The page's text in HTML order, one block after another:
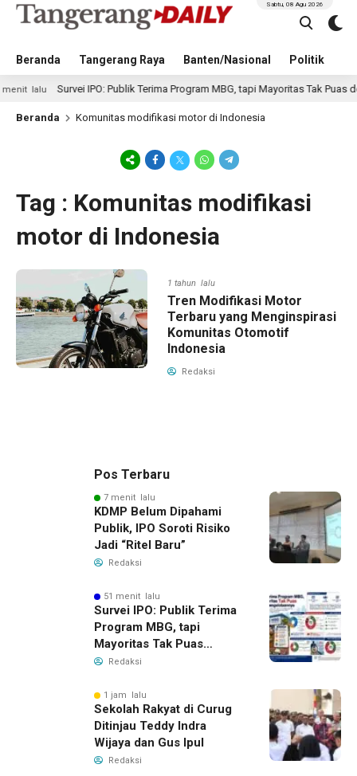
Beranda Tangerang Raya Banten/Nasional Politik
Sabtu, 08 Agu 2026
lalu Survei IPO: Publik Terima Program MBG, tapi Mayoritas Tak Puas
Beranda Komunitas modifikasi motor di Indonesia
Tag : Komunitas modifikasi
motor di Indonesia
1 tahun lalu
Tren Modifikasi Motor
Terbaru yang Menginspirasi
Komunitas Otomotif
Indonesia
Redaksi
Pos Terbaru
7 menit lalu
KDMP Belum Dipahami
Publik, IPO Soroti Risiko
Jadi “Ritel Baru”
Redaksi
51 menit lalu
Survei IPO: Publik Terima
Program MBG, tapi
Mayoritas Tak Puas
dengan Pengelolaannya
Redaksi
1 jam lalu
Sekolah Rakyat di Curug
Ditinjau Teddy Indra
Wijaya dan Gus Ipul
Redaksi